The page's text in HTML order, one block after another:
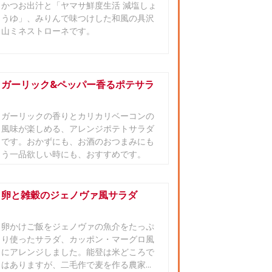
かつお出汁と「ヤマサ鮮度生活 減塩しょ
うゆ」、みりんで味つけした和風の具沢
山ミネストローネです。
ガーリック&ペッパー香るポテサラ
ガーリックの香りとカリカリベーコンの
風味が楽しめる、アレンジポテトサラダ
です。おかずにも、お酒のおつまみにも
う一品欲しい時にも、おすすめです。
卵と雑穀のジェノヴァ風サラダ
卵かけご飯をジェノヴァの魚介をたっぷ
り使ったサラダ、カッポン・マーグロ風
にアレンジしました。能登は米どころで
はありますが、二毛作で麦を作る農家...